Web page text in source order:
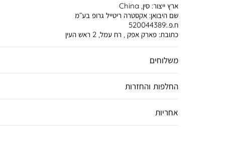
ארץ ייצור:סין, China
שם היבואן:אקסטרה ריטייל גרופ בע”מ
ח.פ.:520044389
כתובת:פארק אפק , רח עמל, 2 ראש העין
משלוחים
החלפות והחזרות
אחריות